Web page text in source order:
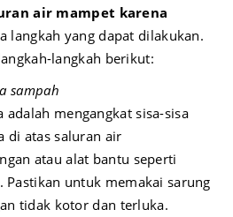
air mampet karena
langkah yang dapat dilakukan.
langkah berikut:
sampah
adalah mengangkat sisa-sisa
di atas saluran air
atau alat bantu seperti
Pastikan untuk memakai sarung
tidak kotor dan terluka.